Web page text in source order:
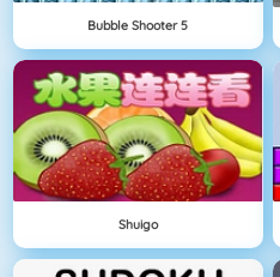
Bubble Shooter 5
Shuigo